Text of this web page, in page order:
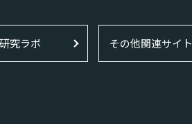
究ラボ その他関連サイト